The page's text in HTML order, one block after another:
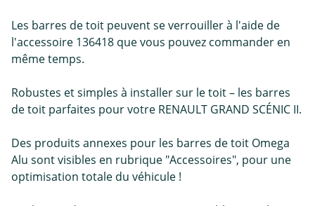
Les barres de toit peuvent se verrouiller à l'aide de
l'accessoire 136418 que vous pouvez commander en
même temps.
Robustes et simples à installer sur le toit – les barres
de toit parfaites pour votre RENAULT GRAND SCÉNIC II.
Des produits annexes pour les barres de toit Omega
Alu sont visibles en rubrique "Accessoires", pour une
optimisation totale du véhicule !